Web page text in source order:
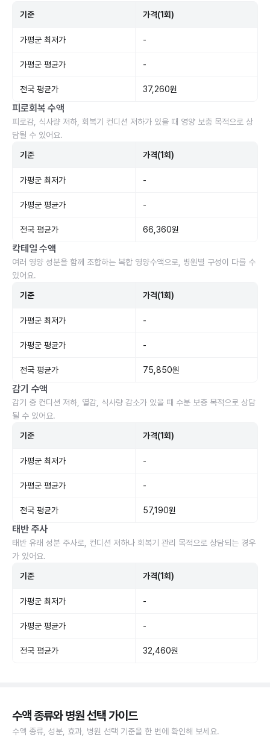
기준 가격(1회)
가평군 최저가 -
가평군 평균가 -
전국 평균가 37,260원
피로회복 수액
피로감, 식사량 저하, 회복기 컨디션 저하가 있을 때 영양 보충 목적으로 상
담될 수 있어요.
기준 가격(1회)
가평군 최저가 -
가평군 평균가 -
전국 평균가 66,360원
칵테일 수액
여러 영양 성분을 함께 조합하는 복합 영양수액으로, 병원별 구성이 다를 수
있어요.
기준 가격(1회)
가평군 최저가 -
가평군 평균가 -
전국 평균가 75,850원
감기 수액
감기 중 컨디션 저하, 열감, 식사량 감소가 있을 때 수분 보충 목적으로 상담
될 수 있어요.
기준 가격(1회)
가평군 최저가 -
가평군 평균가 -
전국 평균가 57,190원
태반 주사
태반 유래 성분 주사로, 컨디션 저하나 회복기 관리 목적으로 상담되는 경우
가 있어요.
기준 가격(1회)
가평군 최저가 -
가평군 평균가 -
전국 평균가 32,460원
수액 종류와 병원 선택 가이드
수액 종류, 성분, 효과, 병원 선택 기준을 한 번에 확인해 보세요.